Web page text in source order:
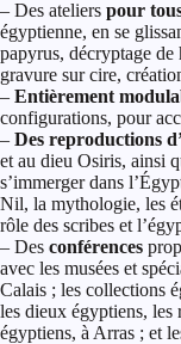
– Des ateliers pour
égyptienne, en se
papyrus, décryptage
gravure sur cire,
– Entièrement
configurations, pour
– Des reproductions
et au dieu Osiris, ainsi
s’immerger dans
Nil, la mythologie, les
rôle des scribes et
– Des conférences
avec les musées et
Calais ; les collections
les dieux égyptiens, les
égyptiens, à Arras ; et